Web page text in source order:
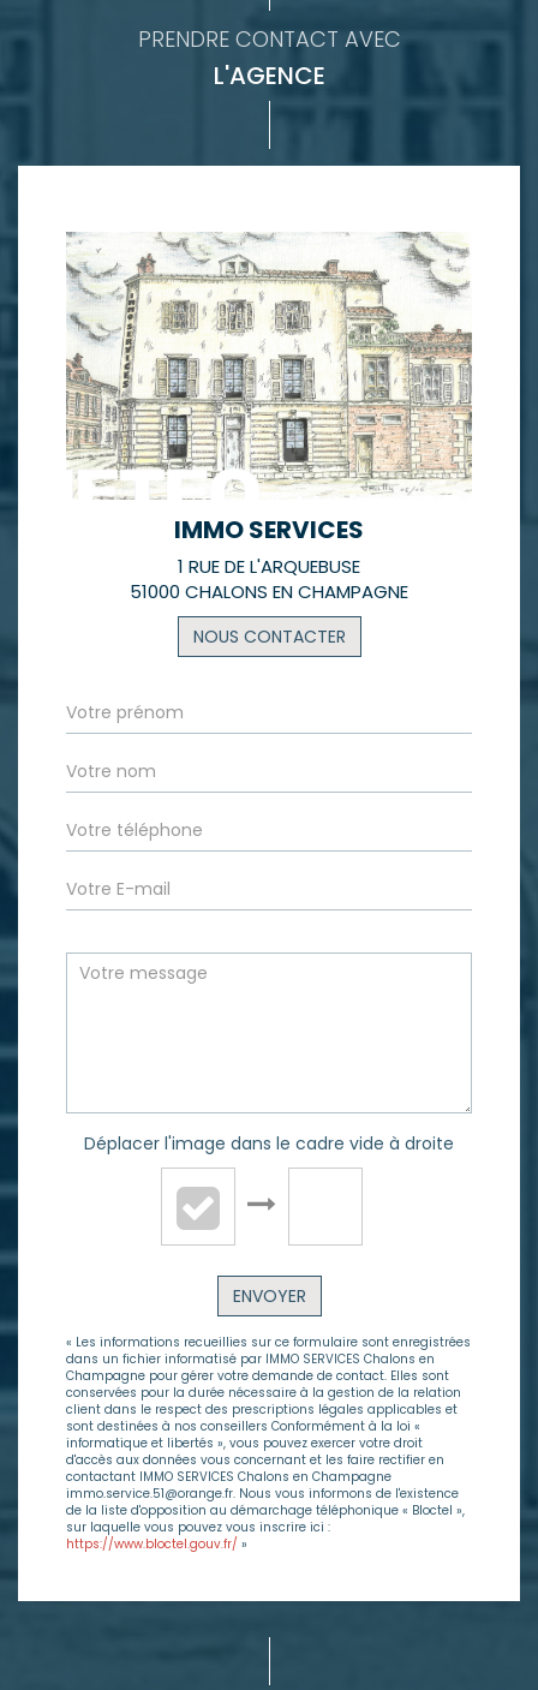
PRENDRE CONTACT AVEC
L'AGENCE
IMMO SERVICES
1 RUE DE L'ARQUEBUSE
51000 CHALONS EN CHAMPAGNE
NOUS CONTACTER
Déplacer l'image dans le cadre vide à droite
ENVOYER
« Les informations recueillies sur ce formulaire sont enregistrées
dans un fichier informatisé par IMMO SERVICES Chalons en
Champagne pour gérer votre demande de contact. Elles sont
conservées pour la durée nécessaire à la gestion de la relation
client dans le respect des prescriptions légales applicables et
sont destinées à nos conseillers Conformément à la loi «
informatique et libertés », vous pouvez exercer votre droit
d'accès aux données vous concernant et les faire rectifier en
contactant IMMO SERVICES Chalons en Champagne
immo.service.51@orange.fr. Nous vous informons de l'existence
de la liste d'opposition au démarchage téléphonique « Bloctel »,
sur laquelle vous pouvez vous inscrire ici :
https://www.bloctel.gouv.fr/ »